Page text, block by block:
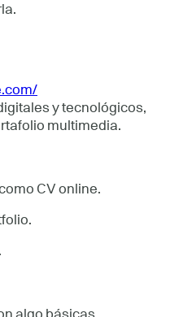
y tecnológicos,
multimedia.
CV online.